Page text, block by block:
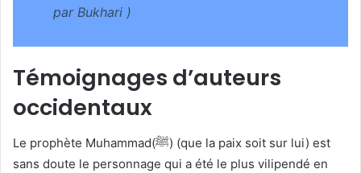
par Bukhari )
Témoignages d’auteurs
occidentaux
Le prophète Muhammad(ﷺ) (que la paix soit sur lui) est
sans doute le personnage qui a été le plus vilipendé en